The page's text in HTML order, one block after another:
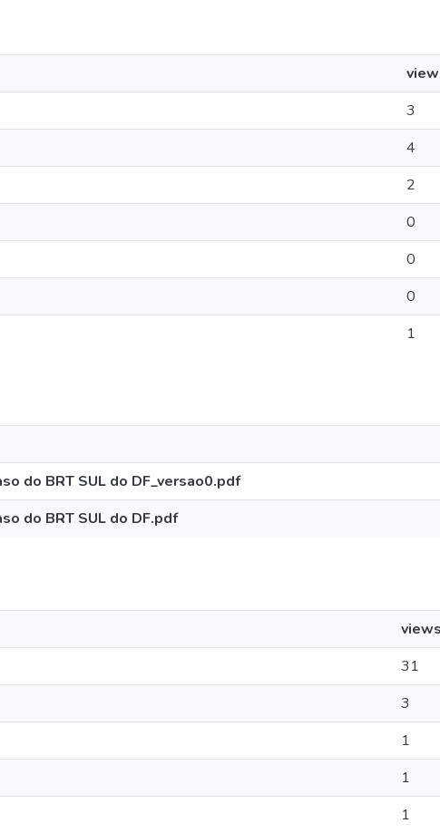
3
4
2
0
0
0
1
do BRT SUL do DF_versao0.pdf
do BRT SUL do DF.pdf
31
3
1
1
1